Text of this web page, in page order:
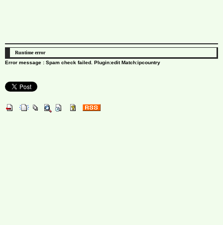
Runtime error
Error message : Spam check failed. Plugin:edit Match:ipcountry